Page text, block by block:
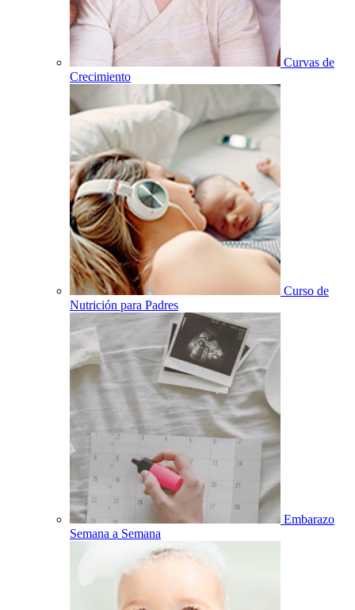
Curvas de
Crecimiento
Curso de
Nutrición para Padres
Embarazo
Semana a Semana